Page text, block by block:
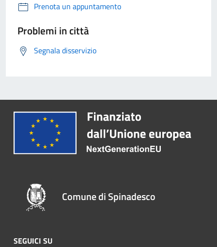
Prenota un appuntamento
Problemi in città
Segnala disservizio
Comune di Spinadesco
SEGUICI SU